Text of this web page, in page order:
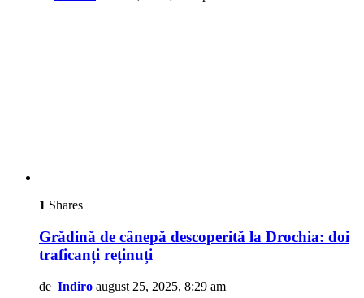
1 Shares
Grădină de cânepă descoperită la Drochia: doi
traficanți reținuți
de Indiro august 25, 2025, 8:29 am